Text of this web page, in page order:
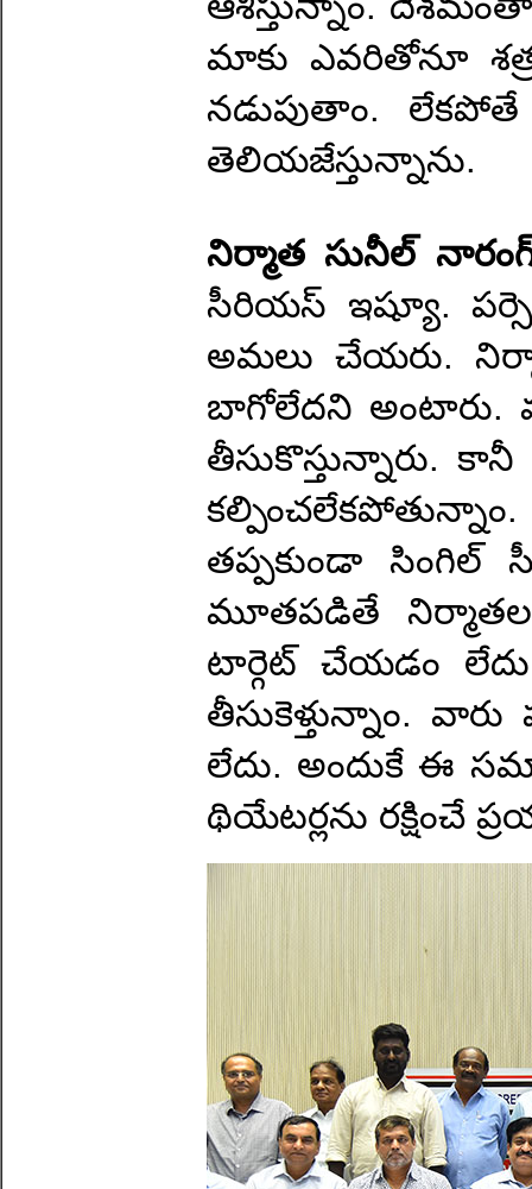
మాకు ఎవరితోనూ
నడుపుతాం.
తెలియజేస్తున్నాను.
నిర్మాత సునీల్
సీరియస్ ఇష్యూ.
అమలు చేయరు.
బాగోలేదని అంటారు.
తీసుకొస్తున్నారు.
తప్పకుండా సింగిల్
మూతపడితే
టార్గెట్ చేయడం
తీసుకెళ్తున్నాం.
లేదు. అందుకే ఈ
థియేటర్లను రక్షించే